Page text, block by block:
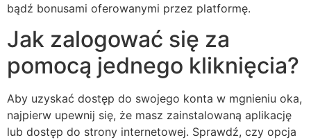
bądź bonusami oferowanymi przez platformę.
Jak zalogować się za
pomocą jednego kliknięcia?
Aby uzyskać dostęp do swojego konta w mgnieniu oka,
najpierw upewnij się, że masz zainstalowaną aplikację
lub dostęp do strony internetowej. Sprawdź, czy opcja